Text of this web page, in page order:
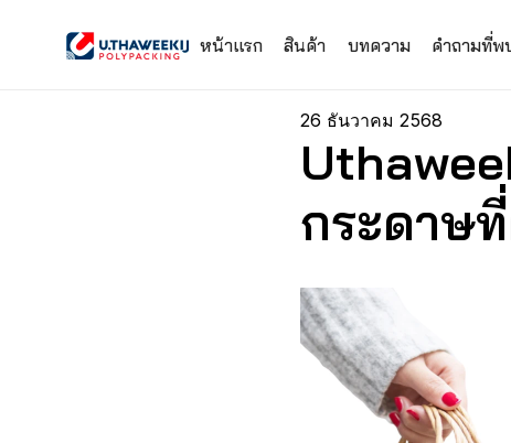
หน้าแรก สินค้า บทความ คำถามที่พ
26 ธันวาคม 2568
กระดาษ